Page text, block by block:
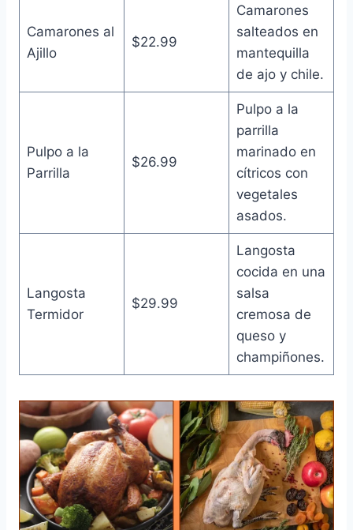
Camarones al
Ajillo
$22.99
Camarones
salteados en
mantequilla
de ajo y chile.
Pulpo a la
Parrilla
$26.99
Pulpo a la
parrilla
marinado en
cítricos con
vegetales
asados.
Langosta
Termidor
$29.99
Langosta
cocida en una
salsa
cremosa de
queso y
champiñones.